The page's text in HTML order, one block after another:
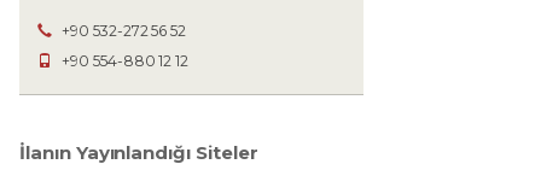
+90 532-272 56 52
+90 554-880 12 12
İlanın Yayınlandığı Siteler